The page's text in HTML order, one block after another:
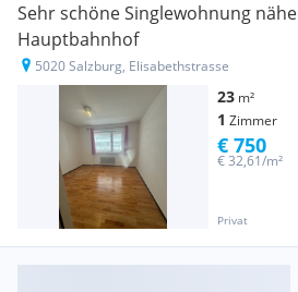
Sehr schöne Singlewohnung nähe
Hauptbahnhof
5020 Salzburg, Elisabethstrasse
23 m²
1 Zimmer
Privat
€ 32,61/m²
€ 750